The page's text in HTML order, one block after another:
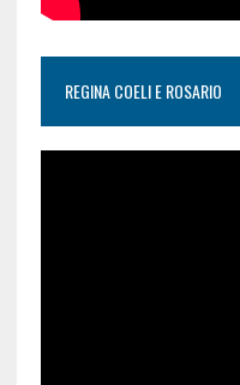
REGINA COELI E ROSARIO